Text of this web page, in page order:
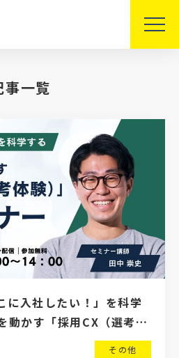
事一覧
入社したい！」を科学
動かす「採用CX（選考体
その他